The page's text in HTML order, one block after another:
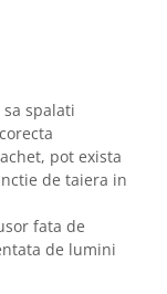
spalati
pot exista
de taiera in
fata de
de lumini